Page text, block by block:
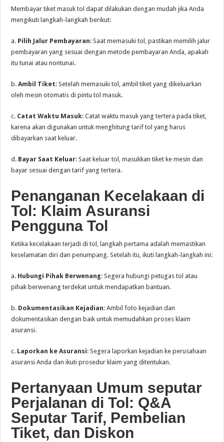
Membayar tiket masuk tol dapat dilakukan dengan mudah jika Anda
mengikuti langkah-langkah berikut:
a. Pilih Jalur Pembayaran: Saat memasuki tol, pastikan memilih jalur
pembayaran yang sesuai dengan metode pembayaran Anda, apakah
itu tunai atau nontunai.
b.Ambil Tiket: Setelah memasuki tol, ambil tiket yang dikeluarkan
oleh mesin otomatis di pintu tol masuk.
c. Catat Waktu Masuk: Catat waktu masuk yang tertera pada tiket,
karena akan digunakan untuk menghitung tarif tol yang harus
dibayarkan saat keluar.
d. Bayar Saat Keluar: Saat keluar tol, masukkan tiket ke mesin dan
bayar sesuai dengan tarif yang tertera.
Penanganan Kecelakaan di
Tol: Klaim Asuransi
Pengguna Tol
Ketika kecelakaan terjadi di tol, langkah pertama adalah memastikan
keselamatan diri dan penumpang. Setelah itu, ikuti langkah-langkah ini:
a. Hubungi Pihak Berwenang: Segera hubungi petugas tol atau
pihak berwenang terdekat untuk mendapatkan bantuan.
b. Dokumentasikan Kejadian: Ambil foto kejadian dan
dokumentasikan dengan baik untuk memudahkan proses klaim
asuransi.
c. Laporkan ke Asuransi: Segera laporkan kejadian ke perusahaan
asuransi Anda dan ikuti prosedur klaim yang ditentukan.
Pertanyaan Umum seputar
Perjalanan di Tol: Q&A
Seputar Tarif, Pembelian
Tiket, dan Diskon